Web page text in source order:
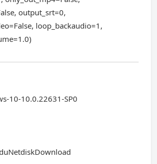
output_srt=0,
loop_backaudio=1,
10-10.0.22631-SP0